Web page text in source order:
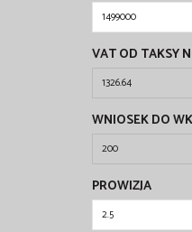
VAT OD TAKSY
WNIOSEK DO
PROWIZJA